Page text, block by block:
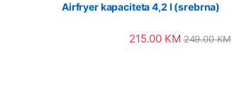
Airfryer kapaciteta 4,2 l (srebrna)
215.00 KM 249.00KM